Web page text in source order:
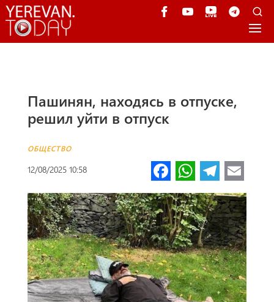
Пашинян, находясь в отпуске,
решил уйти в отпуск
ОБЩЕСТВО
12/08/2025 10:58 Fa
ce
b
o
o
k
W
h
at
s
A
p
p
Te
le
gr
a
m
m
ail